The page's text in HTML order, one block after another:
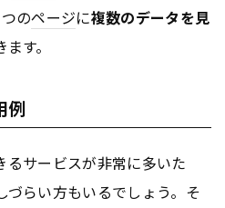
のページに複数のデータを見
す。
例
サービスが非常に多いた
づらい方もいるでしょう。そ